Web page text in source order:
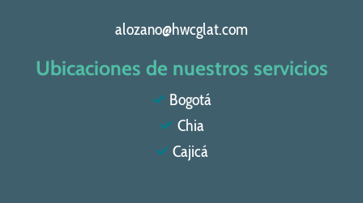
alozano@hwcglat.com
Ubicaciones de nuestros servicios
Bogotá
Chia
Cajicá